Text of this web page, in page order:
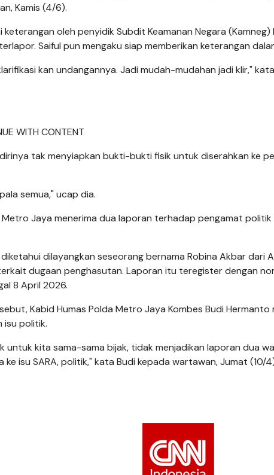
Kamis (4/6).
keterangan oleh penyidik Subdit Keamanan Negara
Saiful pun mengaku siap memberikan keterangan
kan undangannya. Jadi mudah-mudahan jadi klir,"
WITH CONTENT
tak menyiapkan bukti-bukti fisik untuk diserahkan ke
semua," ucap dia.
Metro Jaya menerima dua laporan terhadap pengamat
dilayangkan seseorang bernama Robina Akbar dari
dugaan penghasutan. Laporan itu teregister dengan
8 April 2026.
Kabid Humas Polda Metro Jaya Kombes Budi
isu politik.
untuk kita sama-sama bijak, tidak menjadikan laporan dua
ke isu SARA, politik," kata Budi kepada wartawan, Jumat (10/